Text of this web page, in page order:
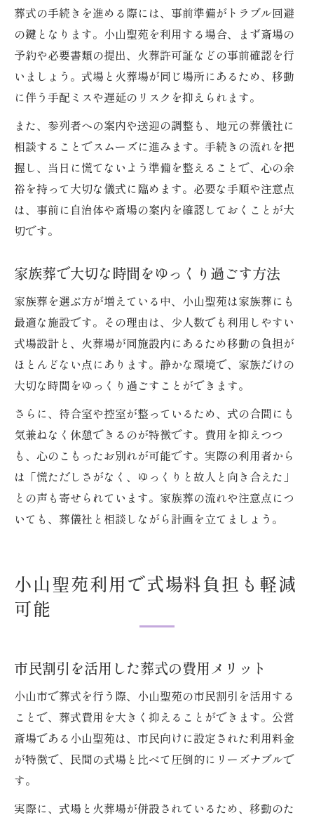
葬式の手続きを進める際には、事前準備がトラブル回避
の鍵となります。小山聖苑を利用する場合、まず斎場の
予約や必要書類の提出、火葬許可証などの事前確認を行
いましょう。式場と火葬場が同じ場所にあるため、移動
に伴う手配ミスや遅延のリスクを抑えられます。
また、参列者への案内や送迎の調整も、地元の葬儀社に
相談することでスムーズに進みます。手続きの流れを把
握し、当日に慌てないよう準備を整えることで、心の余
裕を持って大切な儀式に臨めます。必要な手順や注意点
は、事前に自治体や斎場の案内を確認しておくことが大
切です。
家族葬で大切な時間をゆっくり過ごす方法
家族葬を選ぶ方が増えている中、小山聖苑は家族葬にも
最適な施設です。その理由は、少人数でも利用しやすい
式場設計と、火葬場が同施設内にあるため移動の負担が
ほとんどない点にあります。静かな環境で、家族だけの
大切な時間をゆっくり過ごすことができます。
さらに、待合室や控室が整っているため、式の合間にも
気兼ねなく休憩できるのが特徴です。費用を抑えつつ
も、心のこもったお別れが可能です。実際の利用者から
は「慌ただしさがなく、ゆっくりと故人と向き合えた」
との声も寄せられています。家族葬の流れや注意点につ
いても、葬儀社と相談しながら計画を立てましょう。
小山聖苑利用で式場料負担も軽減
可能
市民割引を活用した葬式の費用メリット
小山市で葬式を行う際、小山聖苑の市民割引を活用する
ことで、葬式費用を大きく抑えることができます。公営
斎場である小山聖苑は、市民向けに設定された利用料金
が特徴で、民間の式場と比べて圧倒的にリーズナブルで
す。
実際に、式場と火葬場が併設されているため、移動のた